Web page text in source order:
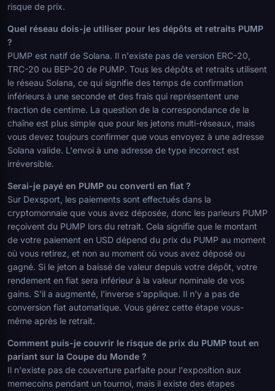
risque de prix.
Quel réseau dois-je utiliser pour les dépôts et retraits PUMP
?
PUMP est natif de Solana. Il n'existe pas de version ERC-20,
TRC-20 ou BEP-20 de PUMP. Tous les dépôts et retraits utilisent
le réseau Solana, ce qui signifie des temps de confirmation
inférieurs à une seconde et des frais qui représentent une
fraction de centime. La question de la correspondance de la
chaîne est plus simple que pour les jetons multi-réseaux, mais
vous devez toujours confirmer que vous envoyez à une adresse
Solana valide. L'envoi à une adresse de type incorrect est
irréversible.
Serai-je payé en PUMP ou converti en fiat ?
Sur Dexsport, les paiements sont effectués dans la
cryptomonnaie que vous avez déposée, donc les parieurs PUMP
reçoivent du PUMP lors du retrait. Cela signifie que le montant
de votre paiement en USD dépend du prix du PUMP au moment
où vous retirez, et non au moment où vous avez déposé ou
gagné. Si le jeton a baissé de valeur depuis votre dépôt, votre
rendement en fiat sera inférieur à la valeur nominale de vos
gains. S'il a augmenté, l'inverse s'applique. Il n'y a pas de
conversion fiat automatique. Vous gérez cette étape vous-
même après le retrait.
Comment puis-je couvrir le risque de prix du PUMP tout en
pariant sur la Coupe du Monde ?
Il n'existe pas de couverture parfaite pour l'exposition aux
memecoins pendant un tournoi, mais il existe des étapes